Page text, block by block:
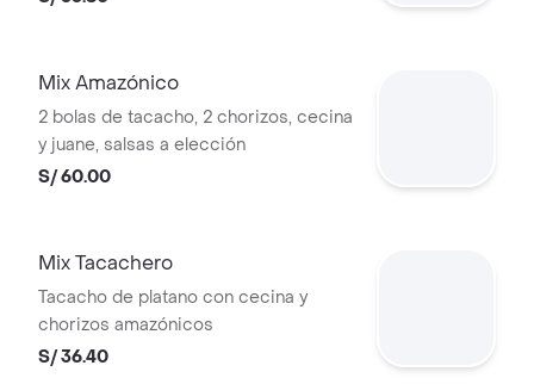
Mix Amazónico
2 bolas de tacacho, 2 chorizos, cecina
y juane, salsas a elección
S/ 60.00
Mix Tacachero
Tacacho de platano con cecina y
chorizos amazónicos
S/ 36.40